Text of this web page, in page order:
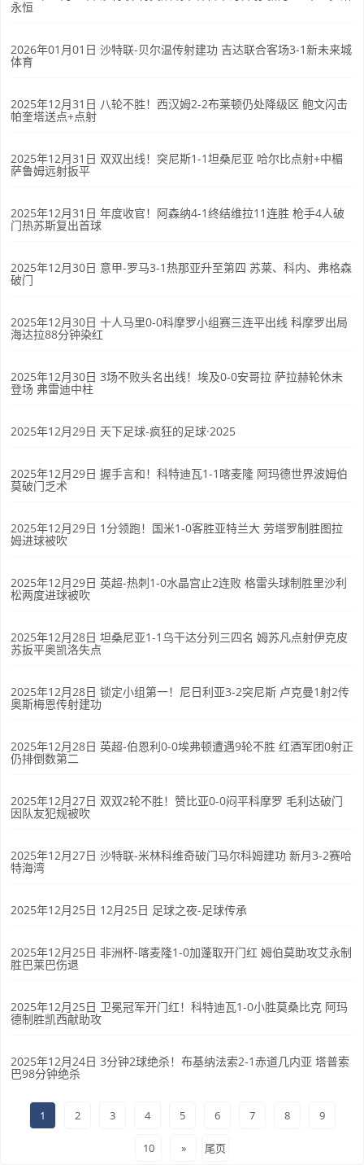
永恒
2026年01月01日 沙特联-贝尔温传射建功 吉达联合客场3-1新未来城
体育
2025年12月31日 八轮不胜！西汉姆2-2布莱顿仍处降级区 鲍文闪击
帕奎塔送点+点射
2025年12月31日 双双出线！突尼斯1-1坦桑尼亚 哈尔比点射+中楣
萨鲁姆远射扳平
2025年12月31日 年度收官！阿森纳4-1终结维拉11连胜 枪手4人破
门热苏斯复出首球
2025年12月30日 意甲-罗马3-1热那亚升至第四 苏莱、科内、弗格森
破门
2025年12月30日 十人马里0-0科摩罗小组赛三连平出线 科摩罗出局
海达拉88分钟染红
2025年12月30日 3场不败头名出线！埃及0-0安哥拉 萨拉赫轮休未
登场 弗雷迪中柱
2025年12月29日 天下足球-疯狂的足球·2025
2025年12月29日 握手言和！科特迪瓦1-1喀麦隆 阿玛德世界波姆伯
莫破门乏术
2025年12月29日 1分领跑！国米1-0客胜亚特兰大 劳塔罗制胜图拉
姆进球被吹
2025年12月29日 英超-热刺1-0水晶宫止2连败 格雷头球制胜里沙利
松两度进球被吹
2025年12月28日 坦桑尼亚1-1乌干达分列三四名 姆苏凡点射伊克皮
苏扳平奥凯洛失点
2025年12月28日 锁定小组第一！尼日利亚3-2突尼斯 卢克曼1射2传
奥斯梅恩传射建功
2025年12月28日 英超-伯恩利0-0埃弗顿遭遇9轮不胜 红酒军团0射正
仍排倒数第二
2025年12月27日 双双2轮不胜！赞比亚0-0闷平科摩罗 毛利达破门
因队友犯规被吹
2025年12月27日 沙特联-米林科维奇破门马尔科姆建功 新月3-2赛哈
特海湾
2025年12月25日 12月25日 足球之夜-足球传承
2025年12月25日 非洲杯-喀麦隆1-0加蓬取开门红 姆伯莫助攻艾永制
胜巴莱巴伤退
2025年12月25日 卫冕冠军开门红！科特迪瓦1-0小胜莫桑比克 阿玛
德制胜凯西献助攻
2025年12月24日 3分钟2球绝杀！布基纳法索2-1赤道几内亚 塔普索
巴98分钟绝杀
1 2 3 4 5 6 7 8 9
10 » 尾页